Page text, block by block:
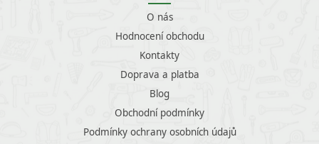
O nás
Hodnocení obchodu
Kontakty
Doprava a platba
Blog
Obchodní podmínky
Podmínky ochrany osobních údajů